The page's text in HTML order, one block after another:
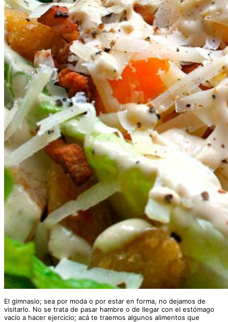
El gimnasio; sea por moda o por estar en forma, no dejamos de
visitarlo. No se trata de pasar hambre o de llegar con el estómago
vacío a hacer ejercicio; acá te traemos algunos alimentos que